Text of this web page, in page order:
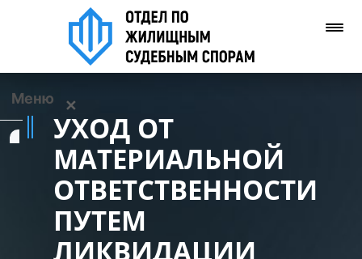
Меню ✕
УХОД ОТ
МАТЕРИАЛЬНОЙ
ОТВЕТСТВЕННОСТИ
ПУТЕМ
ЛИКВИДАЦИИ